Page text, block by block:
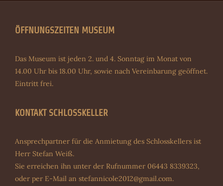
ÖFFNUNGSZEITEN MUSEUM
Das Museum ist jeden 2. und 4. Sonntag im Monat von
14.00 Uhr bis 18.00 Uhr, sowie nach Vereinbarung geöffnet.
Eintritt frei.
KONTAKT SCHLOSSKELLER
Ansprechpartner für die Anmietung des Schlosskellers ist
Herr Stefan Weiß.
Sie erreichen ihn unter der Rufnummer 06443 8339323,
oder per E-Mail an stefannicole2012@gmail.com.